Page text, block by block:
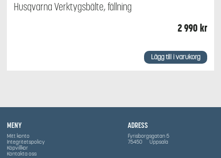
Husqvarna Verktygsbälte, fällning
2 990 kr
Lägg till i varukorg
MENY
Mitt konto
Integritetspolicy
Köpvillkor
Kontakta oss
ADRESS
Fyrisborgsgatan 5
75450
Uppsala